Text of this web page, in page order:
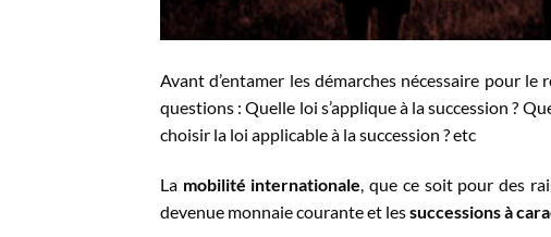
Avant d’entamer les démarches nécessaire pour
questions : Quelle loi s’applique à la succession ?
choisir la loi applicable à la succession ? etc
La mobilité internationale , que ce soit pour des
devenue monnaie courante et lessuccessions à